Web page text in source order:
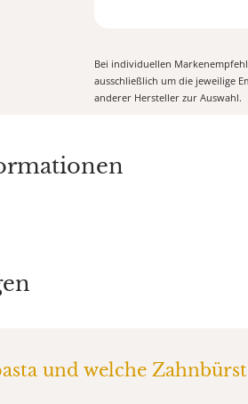
Bei individuellen
ausschließlich um die jeweilige
anderer Hersteller zur Auswahl.
und welche